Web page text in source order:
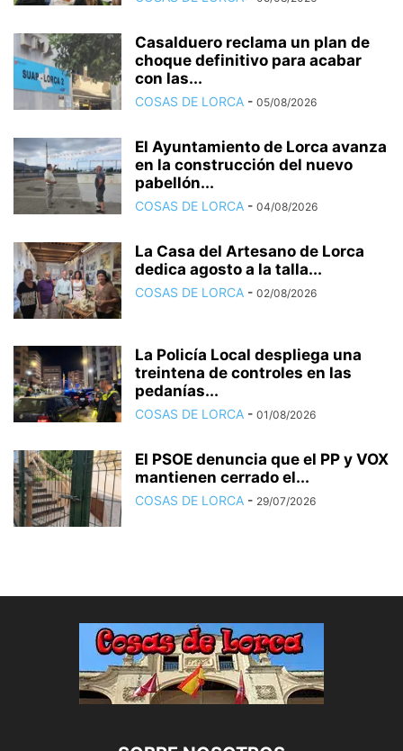
Casalduero reclama un plan de
choque definitivo para acabar
con las...
COSAS DE LORCA - 05/08/2026
El Ayuntamiento de Lorca avanza
en la construcción del nuevo
pabellón...
COSAS DE LORCA - 04/08/2026
La Casa del Artesano de Lorca
dedica agosto a la talla...
COSAS DE LORCA - 02/08/2026
La Policía Local despliega una
treintena de controles en las
pedanías...
COSAS DE LORCA - 01/08/2026
El PSOE denuncia que el PP y VOX
mantienen cerrado el...
COSAS DE LORCA - 29/07/2026